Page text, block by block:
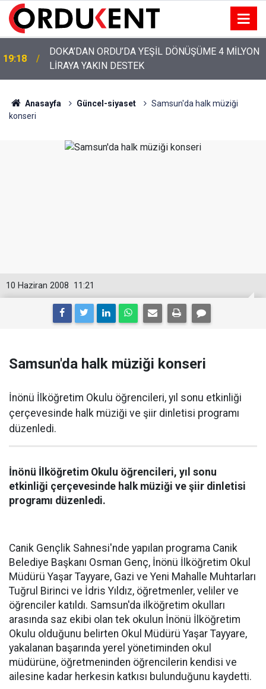
12:46
YENİ PARTİ’NİN ORDU’DAKİ 69 KİŞİLİK KURUCU
KADROSU AÇIKLANDI
Anasayfa Güncel-siyaset
Samsun'da halk müziği
konseri
11:21
10 Haziran 2008
Samsun'da halk müziği konseri
İnönü İlköğretim Okulu öğrencileri, yıl sonu etkinliği
çerçevesinde halk müziği ve şiir dinletisi programı
düzenledi.
İnönü İlköğretim Okulu öğrencileri, yıl sonu
etkinliği çerçevesinde halk müziği ve şiir dinletisi
programı düzenledi.
Canik Gençlik Sahnesi'nde yapılan programa Canik
Belediye Başkanı Osman Genç, İnönü İlköğretim Okul
Müdürü Yaşar Tayyare, Gazi ve Yeni Mahalle Muhtarları
Tuğrul Birinci ve İdris Yıldız, öğretmenler, veliler ve
öğrenciler katıldı. Samsun'da ilköğretim okulları
arasında saz ekibi olan tek okulun İnönü İlköğretim
Okulu olduğunu belirten Okul Müdürü Yaşar Tayyare,
yakalanan başarında yerel yönetiminden okul
müdürüne, öğretmeninden öğrencilerin kendisi ve
ailesine kadar herkesin katkısı bulunduğunu kaydetti.